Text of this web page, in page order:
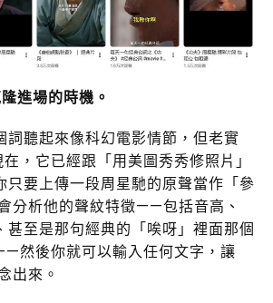
進場的時機。
詞聽起來像科幻電影情節，但老實
，它已經跟「用美圖秀秀修照片」
只要上傳一段周星馳的原聲當作「參
分析他的聲紋特徵——包括音高、
甚至是那句經典的「唉呀」裡面那個
然後你就可以輸入任何文字，讓
出來。